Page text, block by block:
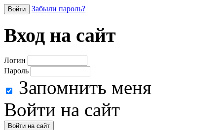
Войти Забыли пароль?
Вход на сайт
Логин
Пароль
Запомнить меня
Войти на сайт